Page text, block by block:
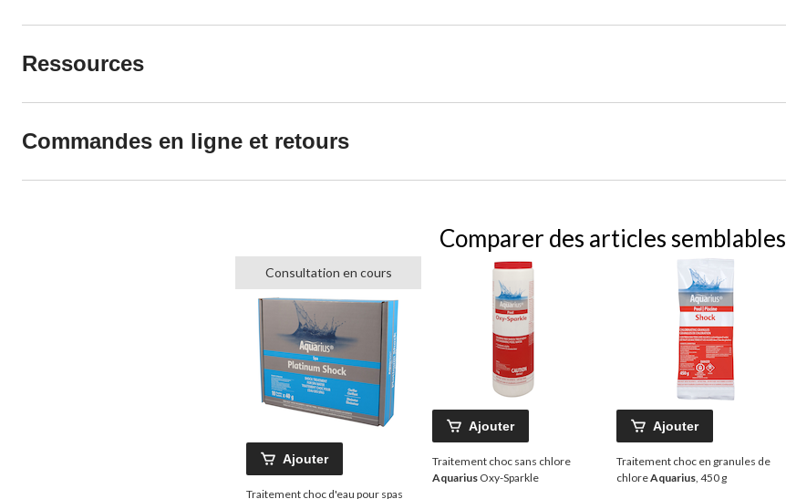
Ressources
Commandes en ligne et retours
Comparer des articles semblables
Consultation en cours
Ajouter
Traitement choc d'eau pour spas
Ajouter
Traitement choc sans chlore
Aquarius Oxy-Sparkle
Ajouter
Traitement choc en granules de
chloreAquarius, 450 g